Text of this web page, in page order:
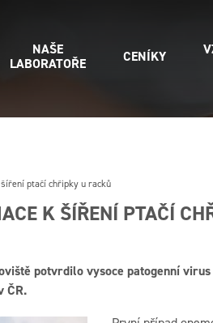
NAŠE
LABORATOŘE
CENÍKY
ptačí chřipky u racků
K ŠÍŘENÍ PTAČÍ
potvrdilo vysoce patogenní
ČR.